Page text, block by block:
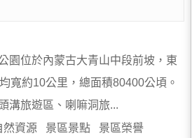
園位於內蒙古大青山中段前坡，東
寬約10公里，總面積80400公頃。
溝旅遊區、喇嘛洞旅...
資源 景區景點 景區榮譽